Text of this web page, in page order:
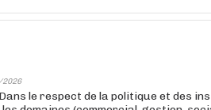
le respect de la politique et des